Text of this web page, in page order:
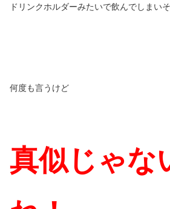
ドリンクホルダーみたいで飲んでしまい
何度も言うけど
真似じゃな